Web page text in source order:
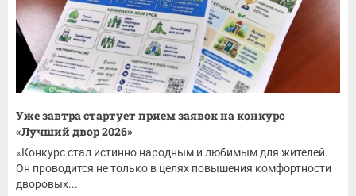
Уже завтра стартует прием заявок на конкурс
«Лучший двор 2026»
«Конкурс стал истинно народным и любимым для жителей.
Он проводится не только в целях повышения комфортности
дворовых...